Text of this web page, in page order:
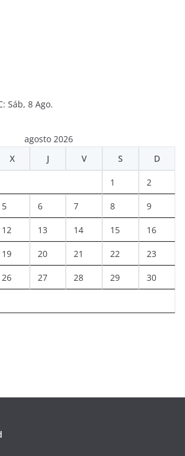
: Sáb, 8 Ago.
agosto 2026
X J V S D
1 2
5 6 7 8 9
12 13 14 15 16
19 20 21 22 23
26 27 28 29 30